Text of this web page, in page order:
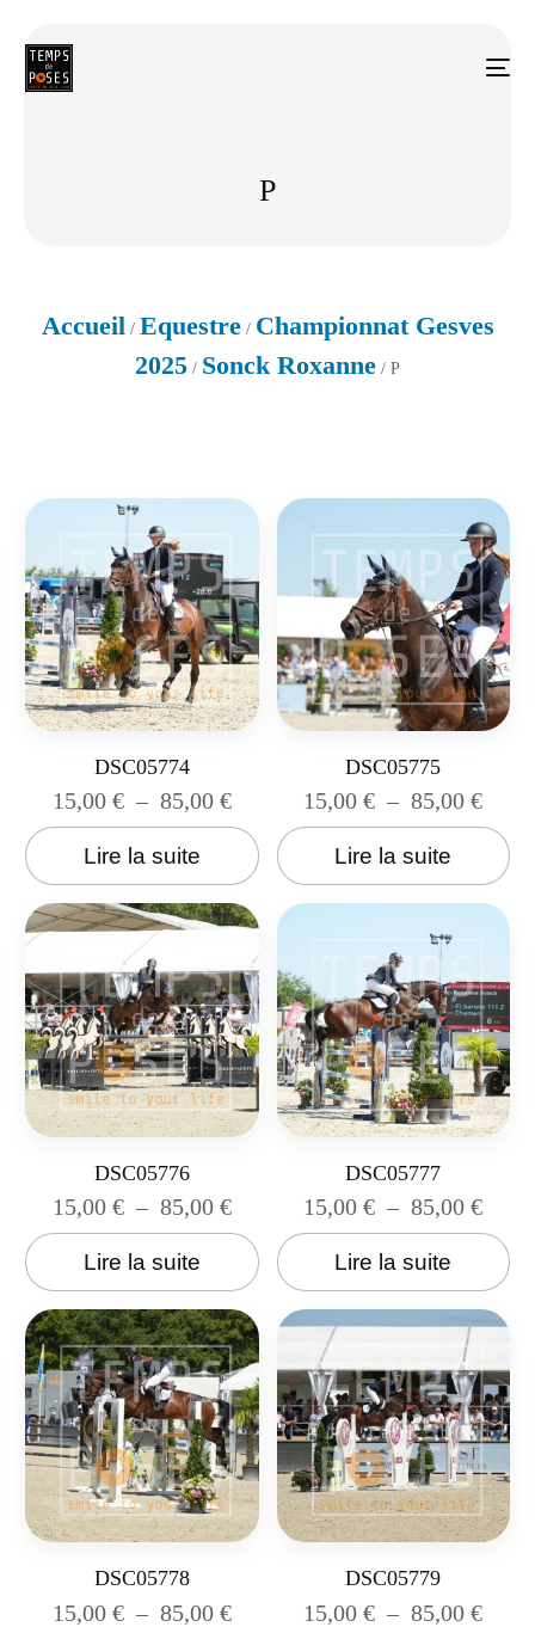
P
Accueil / Equestre/ Championnat Gesves
2025 / Sonck Roxanne / P
DSC05774
15,00 € – 85,00 €
Lire la suite
DSC05775
15,00€ – 85,00€
Lire la suite
DSC05776
15,00 € – 85,00 €
Lire la suite
DSC05777
15,00€ – 85,00€
Lire la suite
DSC05778
15,00 € – 85,00 €
DSC05779
15,00€ – 85,00€